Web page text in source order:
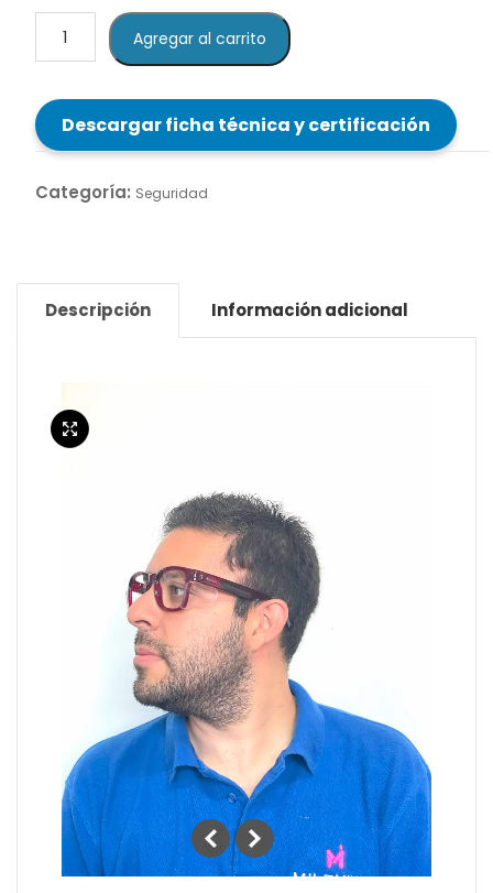
Rodenstock
-
SEG
41
Burdeo
Agregar al carrito
Descargar ficha técnica y certificación
Categoría: Seguridad
Descripción Información adicional